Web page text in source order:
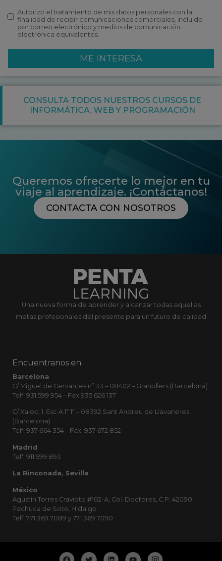
Autorizo el tratamiento de mis datos personales con la
finalidad de recibir comunicaciones comerciales, incluido
por correo electrónico y medios de comunicación
electrónica equivalentes.
ME INTERESA
CONSULTA TODOS NUESTROS CURSOS DE
INFORMÁTICA, WEB Y PROGRAMACIÓN
Queremos ofrecerte lo mejor en tu
viaje al aprendizaje. ¡Contáctanos!
CONTACTA CON NOSOTROS
Una nueva forma de aprender y alcanzar todas aquellas
metas profesionales del presente para un futuro de calidad
Encuentranos en:
Barcelona
C/ Miguel de Cervantes nº 33 – 08402 – Granollers (Barcelona)
Telf. 931 599 954 – Fax 935 626 137
C/ Xaloc, 1. Esc A 1º 1ª – 08392 Sant Andreu de Llavaneres
(Barcelona)
Telf. 937 664 354 – Fax: 937 672 852
Madrid
Telf. 911 599 893
La Rinconada, Sevilla
México
Agustín Torres Cravioto #102-A, Col. Doctores, C.P. 42090,
Pachuca de Soto, Hidalgo
Telf. 771 369 7089 y 771 369 7090